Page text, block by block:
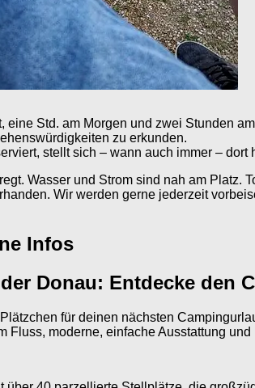
eine Std. am Morgen und zwei Stunden
zu erkunden.
stellt sich – wann auch immer –
Wasser und Strom sind nah am Platz.
Wir werden gerne jederzeit
Infos
Donau: Entdecke den
für deinen nächsten
Fluss, moderne, einfache Ausstattung